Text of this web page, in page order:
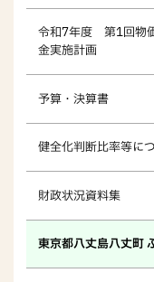
令和7年度 第1回物
金実施計画
予算・決算書
健全化判断比率等に
財政状況資料集
東京都八丈島八丈町